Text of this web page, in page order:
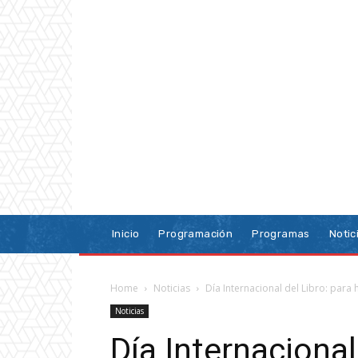
Inicio Programación Programas
Home Noticias Día Internacional del Libro: para
Noticias
Día